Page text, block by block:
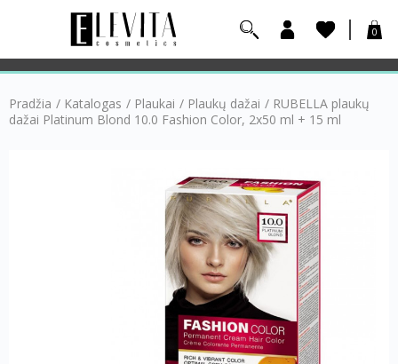
0
Pradžia / Katalogas / Plaukai / Plaukų dažai / RUBELLA plaukų
dažai Platinum Blond 10.0 Fashion Color, 2x50 ml + 15 ml